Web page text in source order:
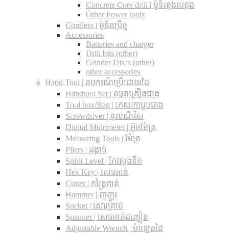
Concrete Core drill | ម៉ូទ័រខួងបេតុង
Other Power tools
Cordless​ | ម៉ូទ័រប្រើថ្ម
Accessories
Batteries and charger
Drill bits (other)
Grinder Discs (other)
other accessories
Hand Tool | ឧបករណ៍ប្រើដោយដៃ
Handtool Set | ឈុតគ្រឿងជាង
Tool box/Bag | កេស/កាបូបជាង
Screwdriver | ទុលណឺវីស
Digital Multimeter | អ៊ូមម៉ែត្រ
Measuring Tools | ម៉ែត្រ
Pliers | ដង្កាប់
Spirit Level | កែវស្ទង់ទឹក
Hex Key | សោរតាន់
Cutter | កន្រ្តៃកាត់
Hammer | ញញួរ
Socket | សោរគ្រាប់
Spanner |​ សោរមាត់ជញ្ជៀន
Adjustable Wrench |​ ម៉ាឡេតដៃ